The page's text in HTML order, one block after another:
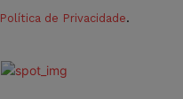
Política de Privacidade.